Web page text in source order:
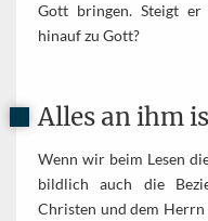
Gott bringen. Steigt er
hinauf zu Gott?
Alles an ihm
Wenn wir beim Lesen
bildlich auch die
Christen und dem